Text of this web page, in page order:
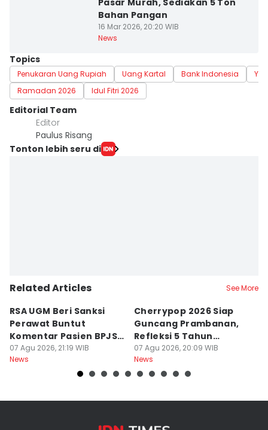
Pasar Murah, Sediakan 5 Ton
Bahan Pangan
16 Mar 2026, 20:20 WIB
News
Topics
Penukaran Uang Rupiah Uang Kartal Bank Indonesia
Ramadan 2026
Idul Fitri 2026
Editorial Team
Editor
Paulus Risang
Tonton lebih seru di
Related Articles See More
RSA UGM Beri Sanksi
Perawat Buntut
Komentar Pasien BPJS
di Medsos
07 Agu 2026, 21:19 WIB
News
Cherrypop 2026 Siap
Guncang Prambanan,
Refleksi 5 Tahun
Perjalanan
07 Agu 2026, 20:09 WIB
News